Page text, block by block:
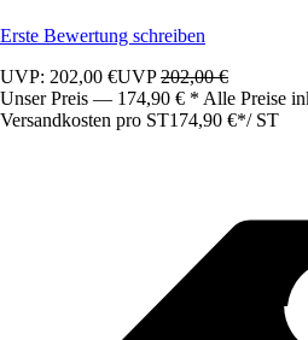
Erste Bewertung schreiben
UVP: 202,00 €UVP202,00 €
Unser Preis — 174,90 € * Alle Preise
Versandkosten pro ST174,90 €*/ ST